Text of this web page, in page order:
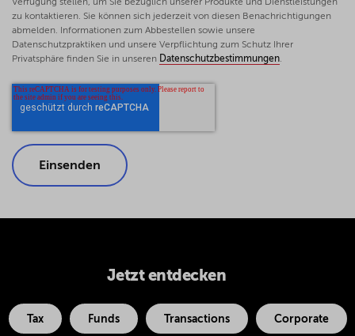
Verfügung stellen, um Sie bezüglich unserer Produkte und Dienstleistungen
zu kontaktieren. Sie können sich jederzeit von diesen Benachrichtigungen
abmelden. Informationen zum Abbestellen sowie unsere
Datenschutzpraktiken und unsere Verpflichtung zum Schutz Ihrer
Privatsphäre finden Sie in unseren Datenschutzbestimmungen.
Jetzt entdecken
Tax Funds Transactions Corporate